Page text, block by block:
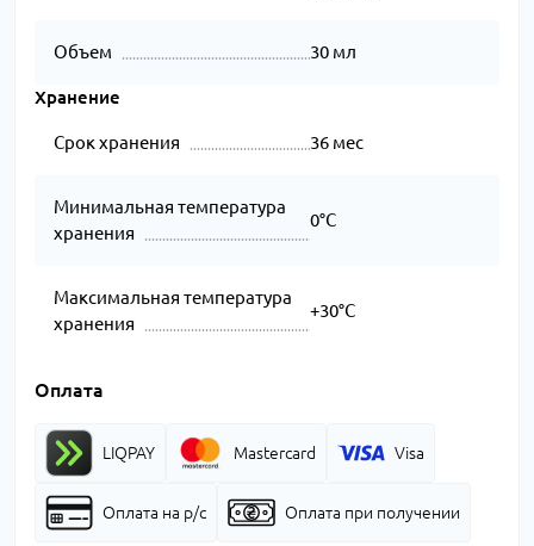
Объем 30 мл
Хранение
Срок хранения 36 мес
Минимальная температура
хранения
0°C
Максимальная температура
хранения
+30°C
Оплата
LIQPAY Mastercard Visa
Оплата на р/с Оплата при получении